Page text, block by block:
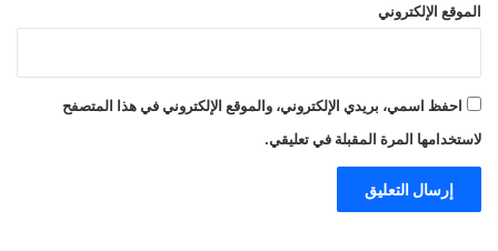
الموقع الإلكتروني
احفظ اسمي، بريدي الإلكتروني، والموقع الإلكتروني في هذا المتصفح
لاستخدامها المرة المقبلة في تعليقي.